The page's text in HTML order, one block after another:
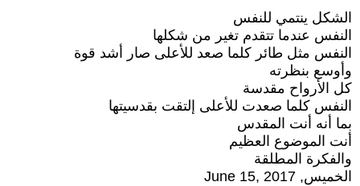
الشكل ينتمي للنفس
النفس عندما تتقدم تغير من شكلها
النفس مثل طائر كلما صعد للأعلى صار أشد قوة
وأوسع بنظرته
كل الأرواح مقدسة
النفس كلما صعدت للأعلى إلتقت بقدسيتها
بما أنه أنت المقدس
أنت الموضوع العظيم
والفكرة المطلقة
الخميس, June 15, 2017